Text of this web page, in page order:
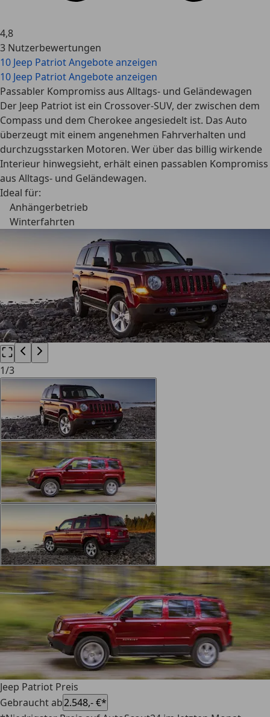
4,8
3 Nutzerbewertungen
10 Jeep Patriot Angebote anzeigen
10 Jeep Patriot Angebote anzeigen
Passabler Kompromiss aus Alltags- und Geländewagen
Der Jeep Patriot ist ein Crossover-SUV, der zwischen dem
Compass und dem Cherokee angesiedelt ist. Das Auto
überzeugt mit einem angenehmen Fahrverhalten und
durchzugsstarken Motoren. Wer über das billig wirkende
Interieur hinwegsieht, erhält einen passablen Kompromiss
aus Alltags- und Geländewagen.
Ideal für:
Anhängerbetrieb
Winterfahrten
1/3
Jeep Patriot Preis
Gebraucht ab2.548,- €*